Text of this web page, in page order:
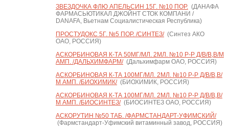
ЗВЕЗДОЧКА ФЛЮ АПЕЛЬСИН 15Г. №10 ПОР.(ДАНАФА
ФАРМАСЬЮТИКАЛ ДЖОЙНТ СТОК КОМПАНИ /
DANAFA, Вьетнам Социалистическая Республика)
ПРОСТУДОКС 5Г. №5 ПОР. /СИНТЕЗ/(Синтез АКО
ОАО, РОССИЯ)
АСКОРБИНОВАЯ К-ТА 50МГ/МЛ. 2МЛ. №10 Р-Р Д/В/В,В/М
АМП. /ДАЛЬХИМФАРМ/(Дальхимфарм ОАО, РОССИЯ)
АСКОРБИНОВАЯ К-ТА 100МГ/МЛ. 2МЛ. №10 Р-Р Д/В/В,В/
М АМП. /БИОХИМИК/(БИОХИМИК, РОССИЯ)
АСКОРБИНОВАЯ К-ТА 100МГ/МЛ. 2МЛ. №10 Р-Р Д/В/В,В/
М АМП. /БИОСИНТЕЗ/(БИОСИНТЕЗ ОАО, РОССИЯ)
АСКОРУТИН №50 ТАБ. /ФАРМСТАНДАРТ-УФИМСКИЙ/
(Фармстандарт-Уфимский витаминный завод, РОССИЯ)